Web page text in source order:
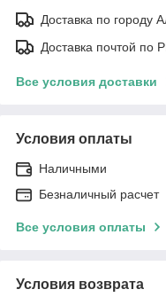
Доставка по городу
Доставка почтой по
Все условия доставки
Условия оплаты
Наличными
Безналичный расчет
Все условия оплаты
Условия возврата